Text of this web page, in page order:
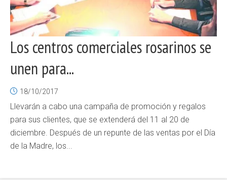
Los centros comerciales rosarinos se
unen para...
18/10/2017
Llevarán a cabo una campaña de promoción y regalos
para sus clientes, que se extenderá del 11 al 20 de
diciembre. Después de un repunte de las ventas por el Día
de la Madre, los...